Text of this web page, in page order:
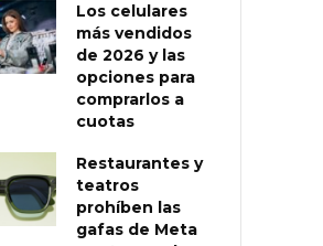
Los celulares
más vendidos
de 2026 y las
opciones para
comprarlos a
cuotas
Restaurantes y
teatros
prohíben las
gafas de Meta